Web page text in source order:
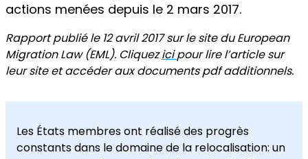
actions menées depuis le 2 mars 2017.
Rapport publié le 12 avril 2017 sur le site du European
Migration Law (EML). Cliquezicipour lire l’article sur
leur site et accéder aux documents pdf additionnels.
Les États membres ont réalisé des progrès
constants dans le domaine de la relocalisation: un